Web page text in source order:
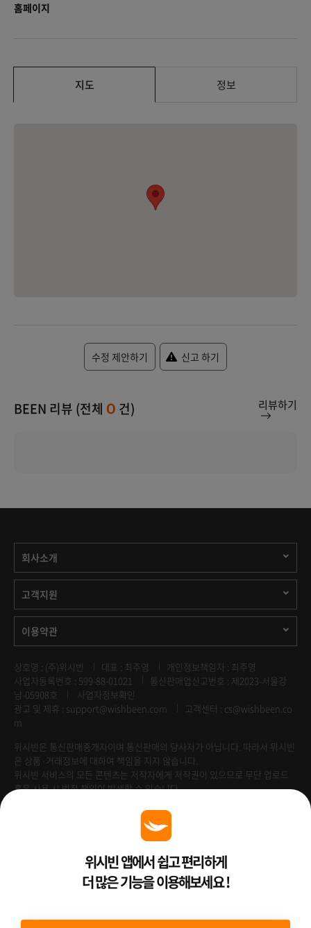
홈페이지
지도 정보
수정 제안하기 신고 하기
BEEN 리뷰 (전체 0 건) 리뷰하기
회사소개
고객지원
이용약관
상호명 : (주)위시빈 대표 : 최주영
개인정보책임자 : 최주영
사업자등록번호 : 599-88-01021
통신판매업신고번호 : 제2023-서울강
남-05908호
사업자정보확인
광고 및 제휴 : support@wishbeen.com
고객센터 : cs@wishbeen.co
m
위시빈은 통신판매중개자이며 통신판매의 당사자가 아닙니다. 따라서 위시빈
은 상품·거래정보에 대하여 책임을 지지 않습니다.
위시빈 서비스의 모든 콘텐츠는 저작자에게 저작권이 있으므로 무단 업로드
혹은 사용 시 법적 책임이 발생할 수 있습니다.
Venture Enterprise위시빈 앱에서 쉽고 편리하게
더 많은 기능을 이용해보세요 !